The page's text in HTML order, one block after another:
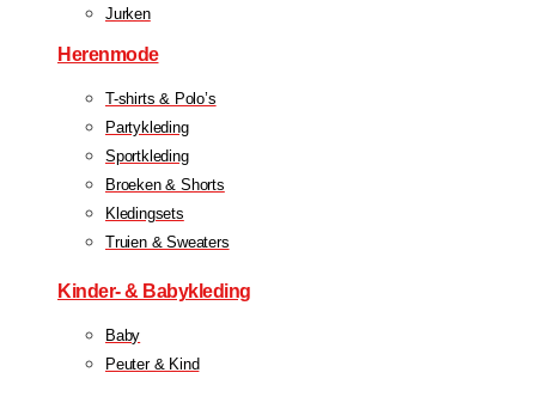
Jurken
Herenmode
T-shirts & Polo’s
Partykleding
Sportkleding
Broeken & Shorts
Kledingsets
Truien & Sweaters
Kinder- & Babykleding
Baby
Peuter & Kind